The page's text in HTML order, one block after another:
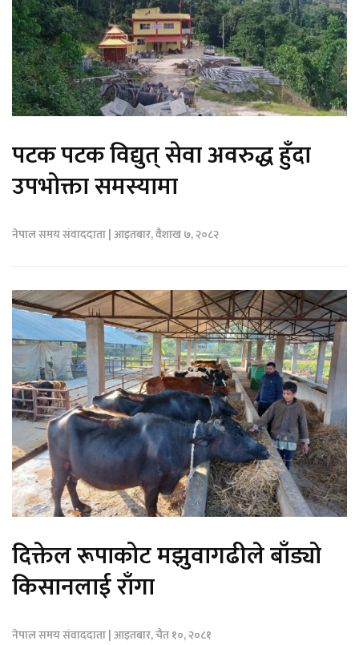
पटक पटक विद्युत् सेवा अवरुद्ध हुँदा
उपभोक्ता समस्यामा
नेपाल समय संवाददाता | आइतबार, वैशाख ७, २०८२
दिक्तेल रूपाकोट मझुवागढीले बाँड्यो
किसानलाई राँगा
नेपाल समय संवाददाता | आइतबार, चैत १०, २०८१